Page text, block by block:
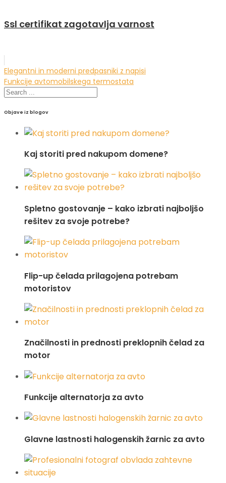
Ssl certifikat zagotavlja varnost
Navigacija
prispevka
Elegantni in moderni predpasniki z napisi
Funkcije avtomobilskega termostata
Objave iz blogov
Kaj storiti pred nakupom domene?
Spletno gostovanje – kako izbrati najboljšo
rešitev za svoje potrebe?
Flip-up čelada prilagojena potrebam
motoristov
Značilnosti in prednosti preklopnih čelad za
motor
Funkcije alternatorja za avto
Glavne lastnosti halogenskih žarnic za avto